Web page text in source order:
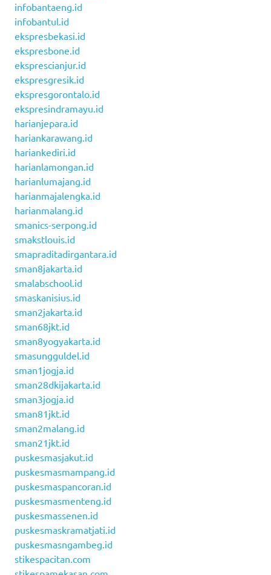
infobantaeng.id
infobantul.id
ekspresbekasi.id
ekspresbone.id
eksprescianjur.id
ekspresgresik.id
ekspresgorontalo.id
ekspresindramayu.id
harianjepara.id
hariankarawang.id
hariankediri.id
harianlamongan.id
harianlumajang.id
harianmajalengka.id
harianmalang.id
smanics-serpong.id
smakstlouis.id
smapraditadirgantara.id
sman8jakarta.id
smalabschool.id
smaskanisius.id
sman2jakarta.id
sman68jkt.id
sman8yogyakarta.id
smasungguldel.id
sman1jogja.id
sman28dkijakarta.id
sman3jogja.id
sman81jkt.id
sman2malang.id
sman21jkt.id
puskesmasjakut.id
puskesmasmampang.id
puskesmaspancoran.id
puskesmasmenteng.id
puskesmassenen.id
puskesmaskramatjati.id
puskesmasngambeg.id
stikespacitan.com